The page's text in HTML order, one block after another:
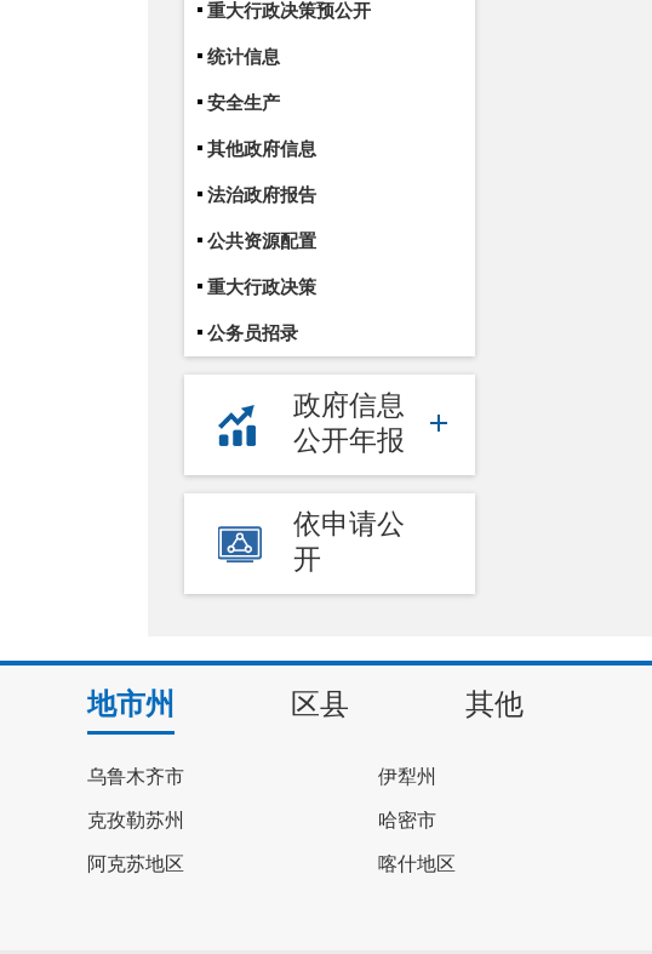
重大行政决策预公开
统计信息
安全生产
其他政府信息
法治政府报告
公共资源配置
重大行政决策
公务员招录
政府信息
公开年报
依申请公
开
地市州 区县 其他
乌鲁木齐市 伊犁州
克孜勒苏州 哈密市
阿克苏地区 喀什地区